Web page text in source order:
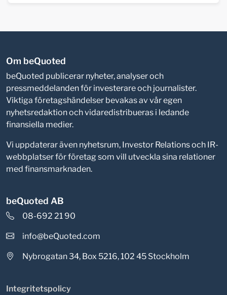
Om beQuoted
beQuoted publicerar nyheter, analyser och
pressmeddelanden för investerare och journalister.
Viktiga företagshändelser bevakas av vår egen
nyhetsredaktion och vidaredistribueras i ledande
finansiella medier.
Vi uppdaterar även nyhetsrum, Investor Relations och IR-
webbplatser för företag som vill utveckla sina relationer
med finansmarknaden.
beQuoted AB
08-692 21 90
info@beQuoted.com
Nybrogatan 34, Box 5216, 102 45 Stockholm
Integritetspolicy